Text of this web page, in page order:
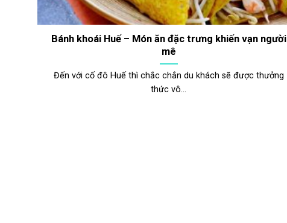
Bánh khoái Huế – Món ăn đặc trưng khiến vạn người
mê
Đến với cố đô Huế thì chắc chắn du khách sẽ được thưởng
thức vô...